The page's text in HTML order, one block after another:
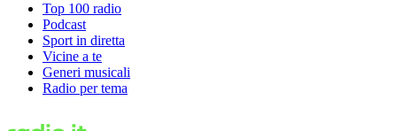
Top 100 radio
Podcast
Sport in diretta
Vicine a te
Generi musicali
Radio per tema